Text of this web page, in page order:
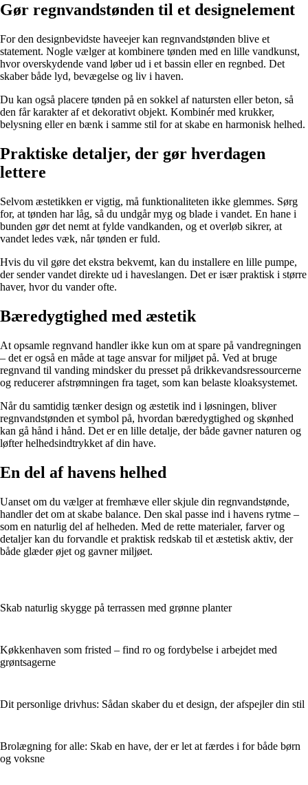
Gør regnvandstønden til et designelement
For den designbevidste haveejer kan regnvandstønden blive et
statement. Nogle vælger at kombinere tønden med en lille vandkunst,
hvor overskydende vand løber ud i et bassin eller en regnbed. Det
skaber både lyd, bevægelse og liv i haven.
Du kan også placere tønden på en sokkel af natursten eller beton, så
den får karakter af et dekorativt objekt. Kombinér med krukker,
belysning eller en bænk i samme stil for at skabe en harmonisk helhed.
Praktiske detaljer, der gør hverdagen
lettere
Selvom æstetikken er vigtig, må funktionaliteten ikke glemmes. Sørg
for, at tønden har låg, så du undgår myg og blade i vandet. En hane i
bunden gør det nemt at fylde vandkanden, og et overløb sikrer, at
vandet ledes væk, når tønden er fuld.
Hvis du vil gøre det ekstra bekvemt, kan du installere en lille pumpe,
der sender vandet direkte ud i haveslangen. Det er især praktisk i større
haver, hvor du vander ofte.
Bæredygtighed med æstetik
At opsamle regnvand handler ikke kun om at spare på vandregningen
– det er også en måde at tage ansvar for miljøet på. Ved at bruge
regnvand til vanding mindsker du presset på drikkevandsressourcerne
og reducerer afstrømningen fra taget, som kan belaste kloaksystemet.
Når du samtidig tænker design og æstetik ind i løsningen, bliver
regnvandstønden et symbol på, hvordan bæredygtighed og skønhed
kan gå hånd i hånd. Det er en lille detalje, der både gavner naturen og
løfter helhedsindtrykket af din have.
En del af havens helhed
Uanset om du vælger at fremhæve eller skjule din regnvandstønde,
handler det om at skabe balance. Den skal passe ind i havens rytme –
som en naturlig del af helheden. Med de rette materialer, farver og
detaljer kan du forvandle et praktisk redskab til et æstetisk aktiv, der
både glæder øjet og gavner miljøet.
Skab naturlig skygge på terrassen med grønne planter
Køkkenhaven som fristed – find ro og fordybelse i arbejdet med
grøntsagerne
Dit personlige drivhus: Sådan skaber du et design, der afspejler din stil
Brolægning for alle: Skab en have, der er let at færdes i for både børn
og voksne